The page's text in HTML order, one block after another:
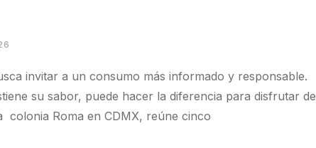
invitar a un consumo más informado y responsable.
su sabor, puede hacer la diferencia para disfrutar de
colonia Roma en CDMX, reúne cinco